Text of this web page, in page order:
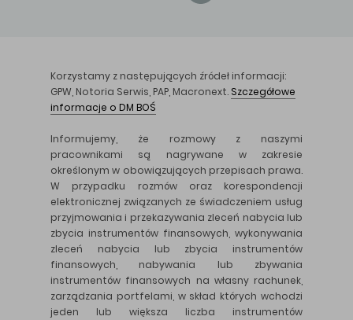
Korzystamy z następujących źródeł informacji:
GPW, Notoria Serwis, PAP, Macronext. Szczegółowe
informacje o DM BOŚ
Informujemy, że rozmowy z naszymi
pracownikami są nagrywane w zakresie
określonym w obowiązujących przepisach prawa.
W przypadku rozmów oraz korespondencji
elektronicznej związanych ze świadczeniem usług
przyjmowania i przekazywania zleceń nabycia lub
zbycia instrumentów finansowych, wykonywania
zleceń nabycia lub zbycia instrumentów
finansowych, nabywania lub zbywania
instrumentów finansowych na własny rachunek,
zarządzania portfelami, w skład których wchodzi
jeden lub większa liczba instrumentów